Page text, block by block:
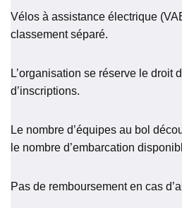
Vélos à assistance électrique
classement séparé.
L’organisation se réserve le droit
d’inscriptions.
Le nombre d’équipes au bol
le nombre d’embarcation
Pas de remboursement en cas